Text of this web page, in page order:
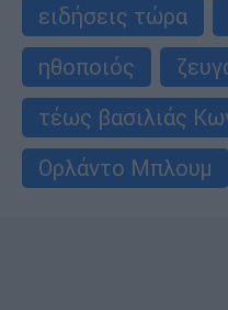
ειδήσεις τώρα
ηθοποιός
τέως βασιλιάς
Ορλάντο Μπλουμ